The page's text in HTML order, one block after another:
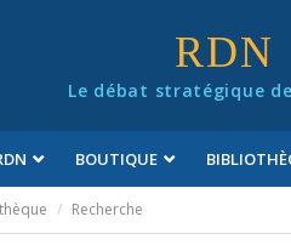
RDN
Le débat stratégique
BOUTIQUE
Recherche